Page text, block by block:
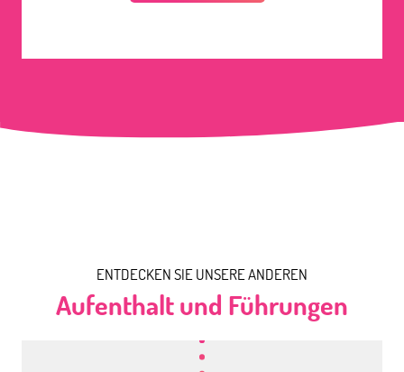
ENTDECKEN SIE UNSERE ANDEREN
Aufenthalt und Führungen
€